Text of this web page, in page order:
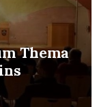
Thema